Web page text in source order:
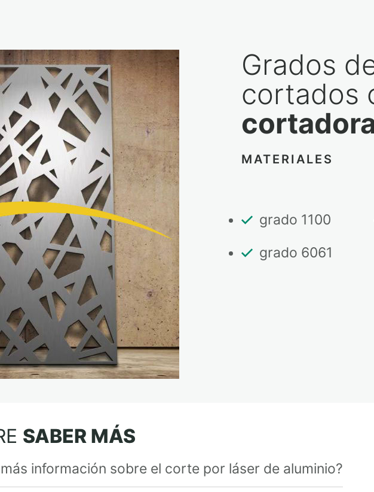
Grados
cortados
MATERIALES
grado 1100
grado 6061
SABER MÁS
información sobre el corte por láser de aluminio?